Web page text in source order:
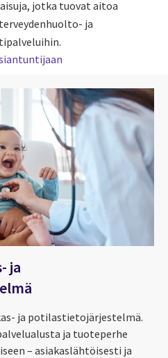
jotka tuovat aitoa
ja
ja
ja potilastietojärjestelmä.
ja tuoteperhe
– asiakaslähtöisesti ja